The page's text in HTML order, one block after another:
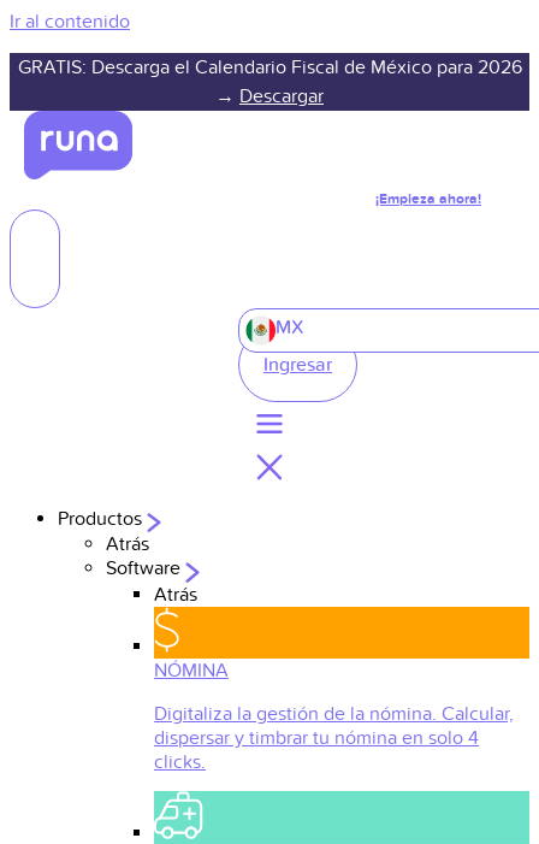
Ir al contenido
GRATIS: Descarga el Calendario Fiscal de México para 2026
→ Descargar
¡Empieza ahora!
MX
Ingresar
Productos
Atrás
Software
Atrás
NÓMINA
Digitaliza la gestión de la nómina. Calcular,
dispersar y timbrar tu nómina en solo 4
clicks.